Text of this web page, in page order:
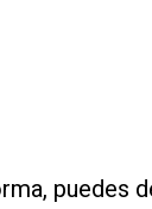
puedes